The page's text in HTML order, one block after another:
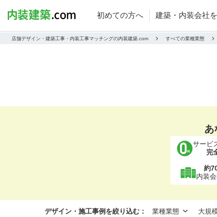
初めての方へ 建築・内装会社
店舗デザイン・建築工事・内装工事マッチングの内装建築.com すべての業種業態
あ
サービ
完
約
内装
デザイン・施工事例を絞り込む： 業種業態 大規